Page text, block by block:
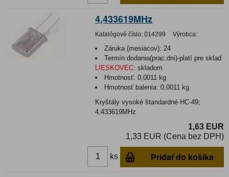
4,433619MHz
Katalógové číslo: 014299 Výrobca:
Záruka (mesiacov): 24
Termín dodania(prac.dni)-platí pre sklad
LIESKOVEC: skladom
Hmotnosť:0,0011 kg
Hmotnosť balenia:0,0011 kg
Kryštály vysoké štandardné HC-49;
4,433619MHz
1,63 EUR
1,33 EUR (Cena bez DPH)
ks Pridať do košíka